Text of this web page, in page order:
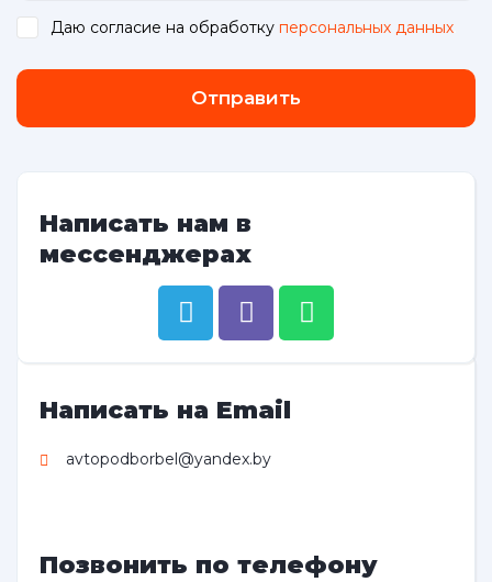
Даю согласие на обработку персональных данных
Отправить
Написать нам в
мессенджерах
Написать на Email
avtopodborbel@yandex.by
Позвонить по телефону